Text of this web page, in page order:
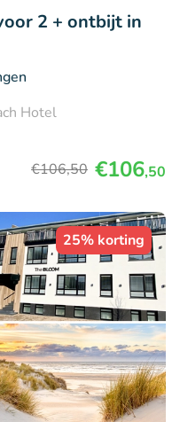
2 + ontbijt in
Hotel
€106,50 €106,50
25% korting